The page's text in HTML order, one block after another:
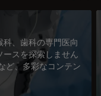
、歯科の専門医向
スを探索しません
ど、多彩なコンテン